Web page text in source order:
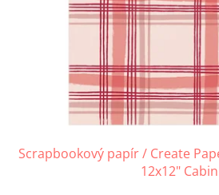
Scrapbookový papír / Create
12x12" Cabin